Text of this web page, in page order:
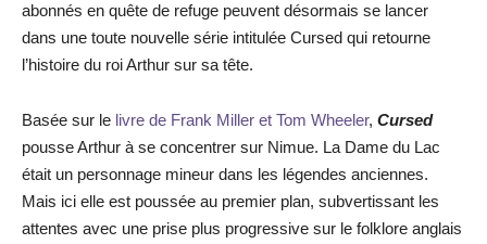
abonnés en quête de refuge peuvent désormais se lancer
dans une toute nouvelle série intitulée Cursed qui retourne
l’histoire du roi Arthur sur sa tête.
Basée sur le livre de Frank Miller et Tom Wheeler, Cursed
pousse Arthur à se concentrer sur Nimue. La Dame du Lac
était un personnage mineur dans les légendes anciennes.
Mais ici elle est poussée au premier plan, subvertissant les
attentes avec une prise plus progressive sur le folklore anglais